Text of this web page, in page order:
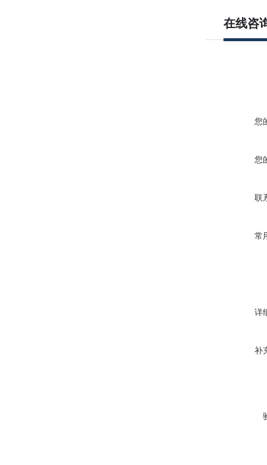
在线咨
您
您
联
常
详
补